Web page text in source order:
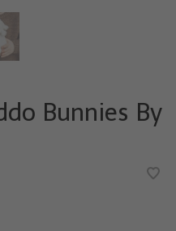
Bunnies By